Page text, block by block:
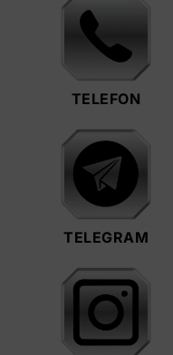
TELEFON
TELEGRAM